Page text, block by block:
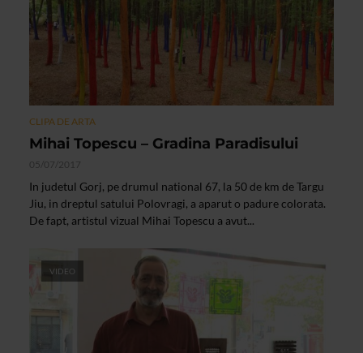
CLIPA DE ARTA
Mihai Topescu – Gradina Paradisului
05/07/2017
In judetul Gorj, pe drumul national 67, la 50 de km de Targu
Jiu, in dreptul satului Polovragi, a aparut o padure colorata.
De fapt, artistul vizual Mihai Topescu a avut...
VIDEO